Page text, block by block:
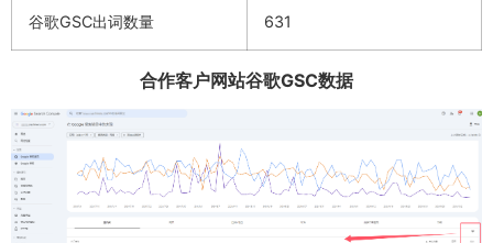
谷歌GSC出词数量 631
合作客户网站谷歌GSC数据